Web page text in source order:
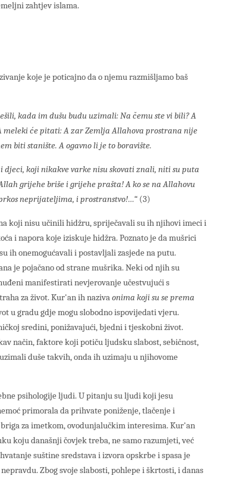
zahtjev islama.
koje je poticajno da o njemu razmišljamo baš
kada im dušu budu uzimali: Na čemu ste vi bili? A
meleki će pitati: A zar Zemlja Allahova prostrana nije
biti stanište. A ogavno li je to boravište.
koji nikakve varke nisu skovati znali, niti su puta
grijehe briše i grijehe prašta! A ko se na Allahovu
neprijateljima, i prostranstvo!…“ (3)
koji nisu učinili hidžru, spriječavali su ih njihovi imeci i
i napora koje iziskuje hidžra. Poznato je da mušrici
ih onemogućavali i postavljali zasjede na putu.
je pojačano od strane mušrika. Neki od njih su
manifestirati nevjerovanje učestvujući s
za život. Kur'an ih nazivaonima koji su se prema
u gradu gdje mogu slobodno ispovijedati vjeru.
sredini, ponižavajući, bjedni i tjeskobni život.
način, faktore koji potiču ljudsku slabost, sebičnost,
duše takvih, onda ih uzimaju u njihovome
psihologije ljudi. U pitanju su ljudi koji jesu
primorala da prihvate poniženje, tlačenje i
za imetkom, ovodunjalučkim interesima. Kur'an
koju današnji čovjek treba, ne samo razumjeti, već
suštine sredstava i izvora opskrbe i spasa je
Zbog svoje slabosti, pohlepe i škrtosti, i danas